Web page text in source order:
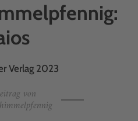
Verlag 2023
von